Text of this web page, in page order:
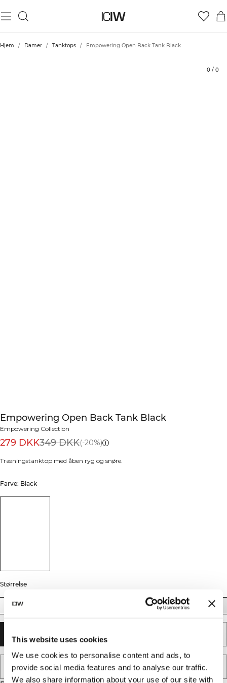
This website uses cookies
We use cookies to personalise content and ads, to
provide social media features and to analyse our traffic.
We also share information about your use of our site with
Hjem / Damer / Tanktops / Empowering Open Back Tank Black
0 / 0
Empowering Open Back Tank Black
Empowering Collection
279 DKK349 DKK(-20%)
Træningstanktop med åben ryg og snøre.
Farve: Black
Størrelse
XS XL XXL
TILFØJ TIL KURV
TILFØJ TIL ØNSKESKYEN